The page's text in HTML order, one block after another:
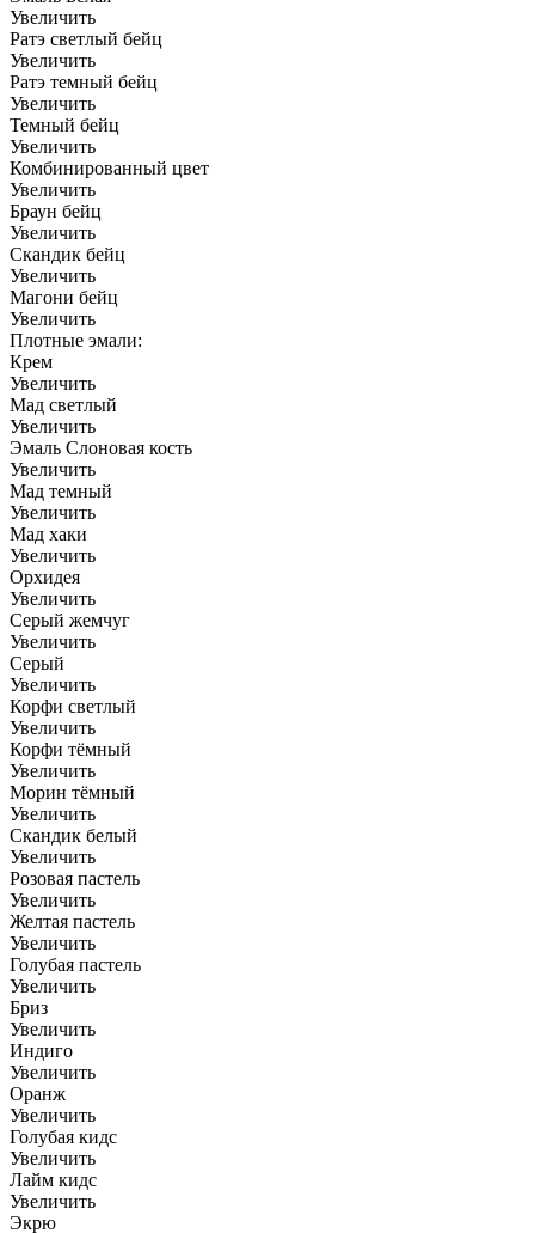
Увеличить
Ратэ светлый бейц
Увеличить
Ратэ темный бейц
Увеличить
Темный бейц
Увеличить
Комбинированный цвет
Увеличить
Браун бейц
Увеличить
Скандик бейц
Увеличить
Магони бейц
Увеличить
Плотные эмали:
Крем
Увеличить
Мад светлый
Увеличить
Эмаль Слоновая кость
Увеличить
Мад темный
Увеличить
Мад хаки
Увеличить
Орхидея
Увеличить
Серый жемчуг
Увеличить
Серый
Увеличить
Корфи светлый
Увеличить
Корфи тёмный
Увеличить
Морин тёмный
Увеличить
Скандик белый
Увеличить
Розовая пастель
Увеличить
Желтая пастель
Увеличить
Голубая пастель
Увеличить
Бриз
Увеличить
Индиго
Увеличить
Оранж
Увеличить
Голубая кидс
Увеличить
Лайм кидс
Увеличить
Экрю